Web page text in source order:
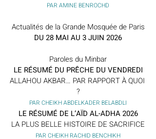
PAR AMINE BENROCHD
Actualités de la Grande Mosquée de Paris
DU 28 MAI AU 3 JUIN 2026
Paroles du Minbar
LE RÉSUMÉ DU PRÊCHE DU VENDREDI
ALLAHOU AKBAR… PAR RAPPORT À QUOI
?
PAR CHEIKH ABDELKADER BELABDLI
LE RÉSUMÉ DE L’AÏD AL-ADHA 2026
LA PLUS BELLE HISTOIRE DE SACRIFICE
PAR CHEIKH RACHID BENCHIKH